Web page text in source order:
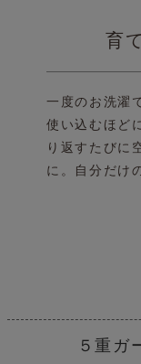
育
一度のお洗濯
使い込むほど
り 返すたびに
に。
自分だけ
５重ガ